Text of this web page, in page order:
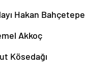
Hakan Bahçetepe
Akkoç
Kösedağı